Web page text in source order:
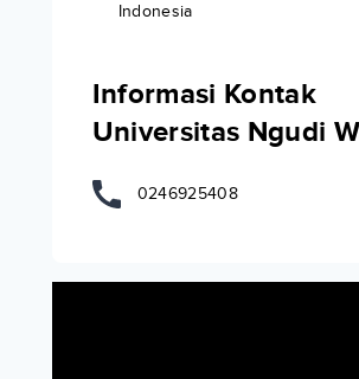
Indonesia
Informasi Kontak
Universitas Ngudi
0246925408